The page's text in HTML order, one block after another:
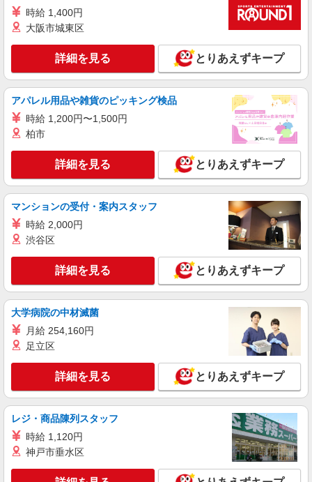
時給 1,400円
大阪市城東区
詳細を見る とりあえずキープ
アパレル用品や雑貨のピッキング検品
時給 1,200円〜1,500円
柏市
詳細を見る とりあえずキープ
マンションの受付・案内スタッフ
時給 2,000円
渋谷区
詳細を見る とりあえずキープ
大学病院の中材滅菌
月給 254,160円
足立区
詳細を見る とりあえずキープ
レジ・商品陳列スタッフ
時給 1,120円
神戸市垂水区